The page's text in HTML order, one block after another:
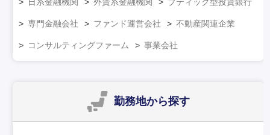
専門金融会社 ファンド運営会社 不動産関連企業
コンサルティングファーム 事業会社
勤務地から探す